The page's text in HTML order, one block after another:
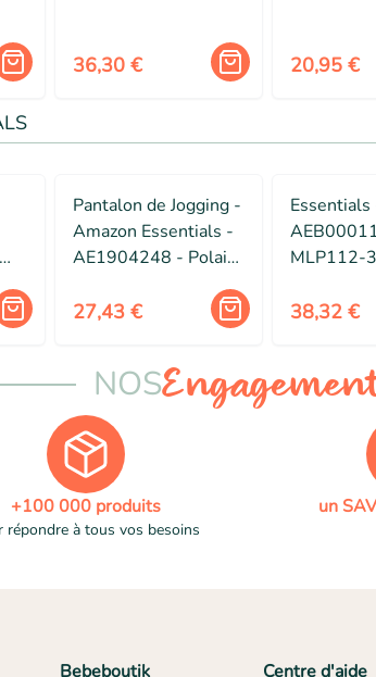
36,30 € 20,95 €
Pantalon de Jogging -
Amazon Essentials -
AE1904248 - Polaire
Optimal - Casual
27,43 €
Essentials
MLP112-
Amazon
avec
Mixte
38,32 €
NOS
+100 000 produits
répondre à tous vos besoins
un
Bebeboutik Centre d'aide